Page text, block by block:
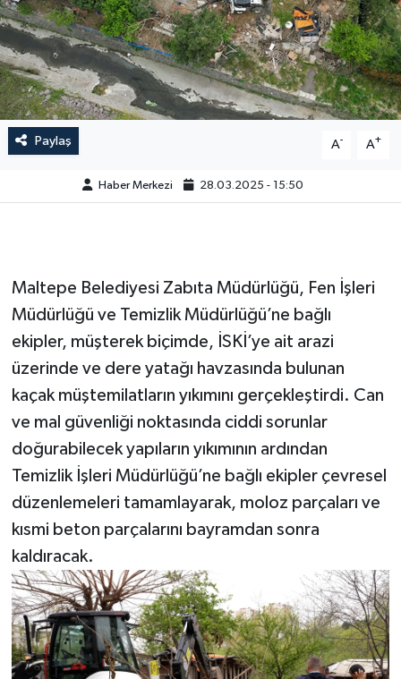
Paylaş A- A+
Haber Merkezi 28.03.2025 - 15:50
Maltepe Belediyesi Zabıta Müdürlüğü, Fen İşleri
Müdürlüğü ve Temizlik Müdürlüğü’ne bağlı
ekipler, müşterek biçimde, İSKİ’ye ait arazi
üzerinde ve dere yatağı havzasında bulunan
kaçak müştemilatların yıkımını gerçekleştirdi. Can
ve mal güvenliği noktasında ciddi sorunlar
doğurabilecek yapıların yıkımının ardından
Temizlik İşleri Müdürlüğü’ne bağlı ekipler çevresel
düzenlemeleri tamamlayarak, moloz parçaları ve
kısmi beton parçalarını bayramdan sonra
kaldıracak.